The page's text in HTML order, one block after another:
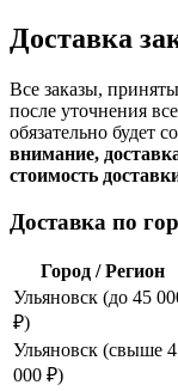
Доставка
Все заказы,
после уточнения
обязательно будет
внимание,
стоимость
Доставка по
Город / Регион
Ульяновск (до 45
₽)
Ульяновск (свыше
000 ₽)